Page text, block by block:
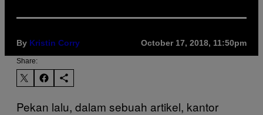
By Kristin Corry October 17, 2018, 11:50pm
Share:
Pekan lalu, dalam sebuah artikel, kantor